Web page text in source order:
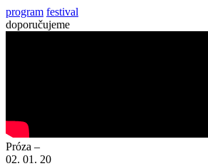
program festival
doporučujeme
Próza –
02. 01. 20